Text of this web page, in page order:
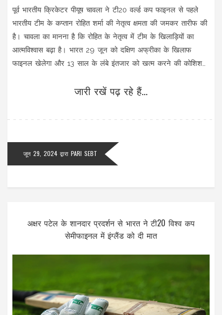
पूर्व भारतीय क्रिकेटर पीयूष चावला ने टी20 वर्ल्ड कप फाइनल से पहले
भारतीय टीम के कप्तान रोहित शर्मा की नेतृत्व क्षमता की जमकर तारीफ की
है। चावला का मानना है कि रोहित के नेतृत्व में टीम के खिलाड़ियों का
आत्मविश्वास बढ़ा है। भारत 29 जून को दक्षिण अफ्रीका के खिलाफ
फाइनल खेलेगा और 13 साल के लंबे इंतजार को खत्म करने की कोशिश
जारी रखें पढ़ रहे हैं...
जून 29, 2024 द्वारा PARI SEBT
अक्षर पटेल के शानदार प्रदर्शन से भारत ने टी20 विश्व कप
सेमीफाइनल में इंग्लैंड को दी मात